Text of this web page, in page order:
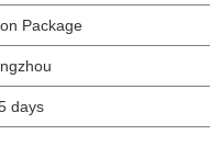
Package
days